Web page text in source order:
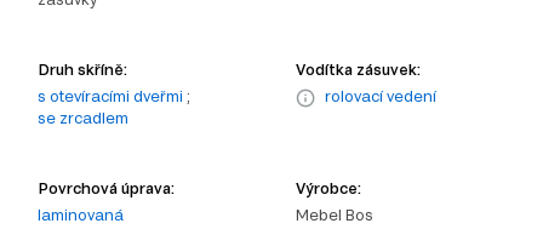
Druh skříně:
s otevíracími dveřmi ;
se zrcadlem
Vodítka zásuvek:
rolovací vedení
Povrchová úprava:
laminovaná
Výrobce:
Mebel Bos